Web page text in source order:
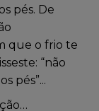
pés. De
que o frio te
“não
pés”...